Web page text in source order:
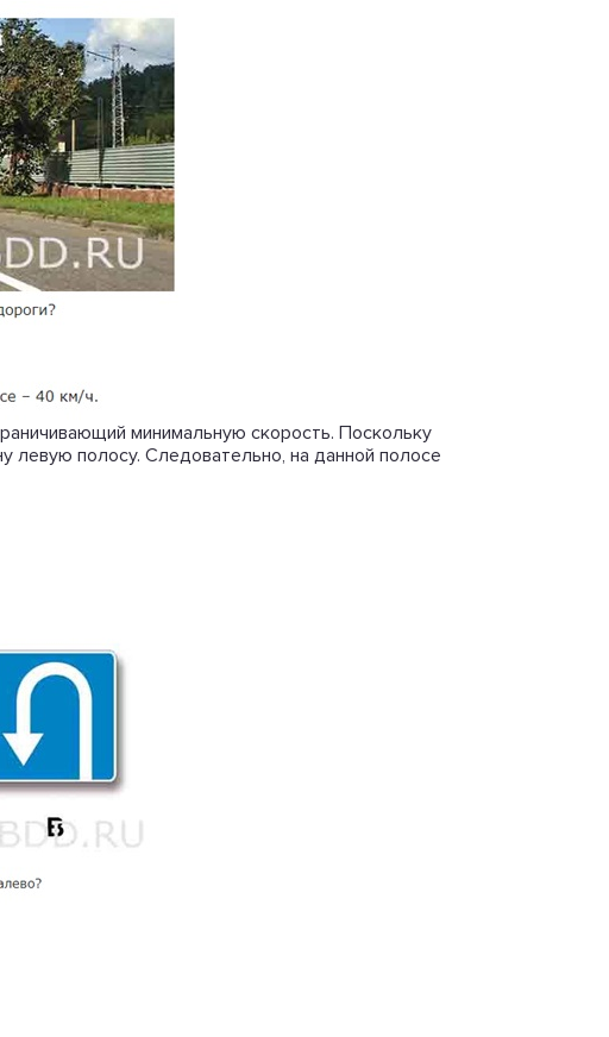
минимальную скорость. Поскольку
левую полосу. Следовательно, на данной полосе